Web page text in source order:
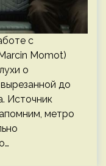
с
Momot)
о
до
Источник
метро